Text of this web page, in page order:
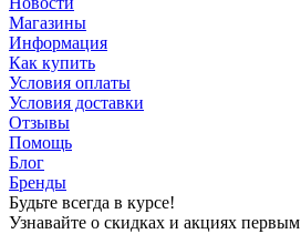
Магазины
Информация
Как купить
Условия оплаты
Условия доставки
Отзывы
Помощь
Блог
Бренды
Будьте всегда в курсе!
Узнавайте о скидках и акциях первым